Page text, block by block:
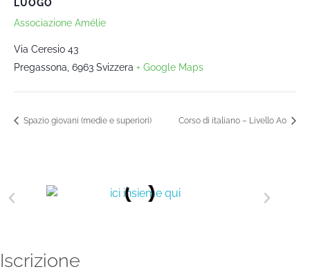
LUOGO
Associazione Amélie
Via Ceresio 43
Pregassona 6963 Svizzera + Google Maps
Spazio giovani (medie e superiori) Corso di italiano – Livello A0
Iscrizione